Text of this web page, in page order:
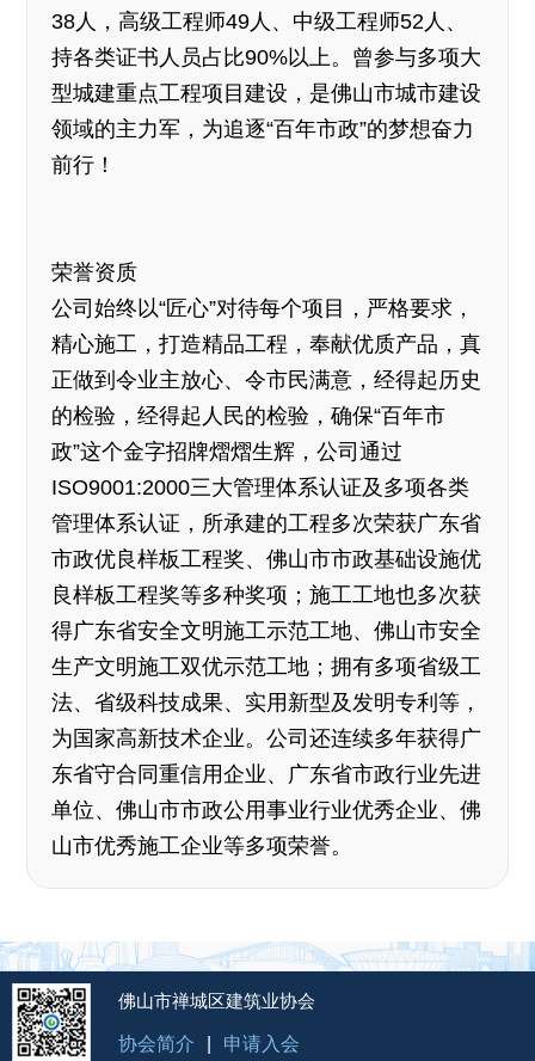
38人，高级工程师49人、中级工程师52人、
持各类证书人员占比90%以上。曾参与多项大
型城建重点工程项目建设，是佛山市城市建设
领域的主力军，为追逐“百年市政”的梦想奋力
前行！
荣誉资质
公司始终以“匠心”对待每个项目，严格要求，
精心施工，打造精品工程，奉献优质产品，真
正做到令业主放心、令市民满意，经得起历史
的检验，经得起人民的检验，确保“百年市
政”这个金字招牌熠熠生辉，公司通过
ISO9001:2000三大管理体系认证及多项各类
管理体系认证，所承建的工程多次荣获广东省
市政优良样板工程奖、佛山市市政基础设施优
良样板工程奖等多种奖项；施工工地也多次获
得广东省安全文明施工示范工地、佛山市安全
生产文明施工双优示范工地；拥有多项省级工
法、省级科技成果、实用新型及发明专利等，
为国家高新技术企业。公司还连续多年获得广
东省守合同重信用企业、广东省市政行业先进
单位、佛山市市政公用事业行业优秀企业、佛
山市优秀施工企业等多项荣誉。
佛山市禅城区建筑业协会
协会简介 申请入会